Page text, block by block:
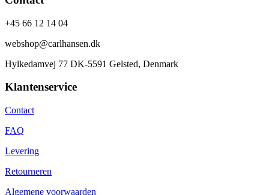
+45 66 12 14 04
webshop@carlhansen.dk
Hylkedamvej 77 DK-5591 Gelsted, Denmark
Klantenservice
Contact
FAQ
Levering
Retourneren
Algemene voorwaarden